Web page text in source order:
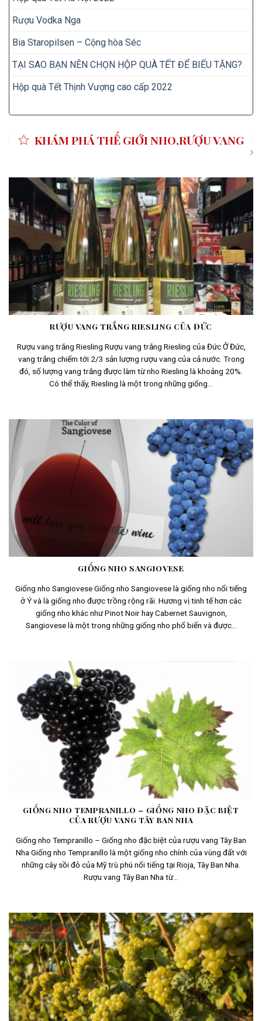
Rượu Vodka Nga
Bia Staropilsen – Cộng hòa Séc
TẠI SAO BẠN NÊN CHỌN HỘP QUÀ TẾT ĐỂ BIẾU TẶNG?
Hộp quà Tết Thịnh Vượng cao cấp 2022
KHÁM PHÁ THẾ GIỚI NHO,RƯỢU VANG
RƯỢU VANG TRẮNG RIESLING CỦA ĐỨC
Rượu vang trắng Riesling Rượu vang trắng Riesling của Đức Ở Đức,
vang trắng chiếm tới 2/3 sản lượng rượu vang của cả nước. Trong
đó, số lượng vang trắng được làm từ nho Riesling là khoảng 20%.
Có thể thấy, Riesling là một trong những giống...
GIỐNG NHO SANGIOVESE
Giống nho Sangiovese Giống nho Sangiovese là giống nho nổi tiếng
ở Ý và là giống nho được trồng rộng rãi. Hương vị tinh tế hơn các
giống nho khác như Pinot Noir hay Cabernet Sauvignon,
Sangiovese là một trong những giống nho phổ biến và được...
GIỐNG NHO TEMPRANILLO – GIỐNG NHO ĐẶC BIỆT
CỦA RƯỢU VANG TÂY BAN NHA
Giống nho Tempranillo – Giống nho đặc biệt của rượu vang Tây Ban
Nha Giống nho Tempranillo là một giống nho chính của vùng đất với
những cây sồi đỏ của Mỹ trù phú nổi tiếng tại Rioja, Tây Ban Nha.
Rượu vang Tây Ban Nha từ...